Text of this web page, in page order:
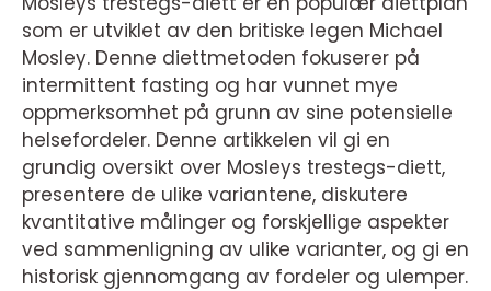
som er utviklet av den britiske legen Michael
Mosley. Denne diettmetoden fokuserer på
intermittent fasting og har vunnet mye
oppmerksomhet på grunn av sine potensielle
helsefordeler. Denne artikkelen vil gi en
grundig oversikt over Mosleys trestegs-diett,
presentere de ulike variantene, diskutere
kvantitative målinger og forskjellige aspekter
ved sammenligning av ulike varianter, og gi en
historisk gjennomgang av fordeler og ulemper.